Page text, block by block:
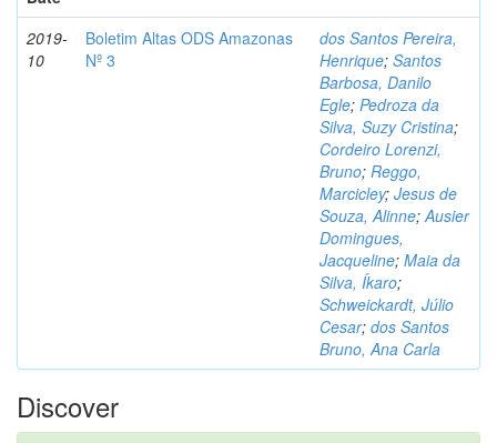
2019-
10
Boletim Altas ODS Amazonas
Nº 3
dos Santos Pereira,
Henrique; Santos
Barbosa, Danilo
Egle; Pedroza da
Silva, Suzy Cristina;
Cordeiro Lorenzi,
Bruno; Reggo,
Marcicley; Jesus de
Souza, Alinne;Ausier
Domingues,
Jacqueline; Maia da
Silva, Íkaro;
Schweickardt, Júlio
Cesar; dos Santos
Bruno, Ana Carla
Discover